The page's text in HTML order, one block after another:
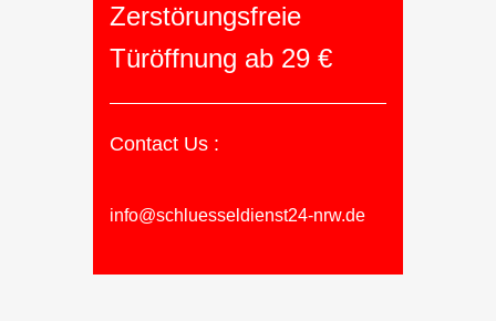
Zerstörungsfreie
Türöffnung ab 29 €
Contact Us :
info@schluesseldienst24-nrw.de